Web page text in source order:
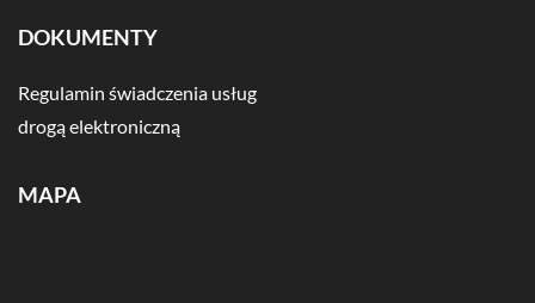
DOKUMENTY
Regulamin świadczenia usług
drogą elektroniczną
MAPA